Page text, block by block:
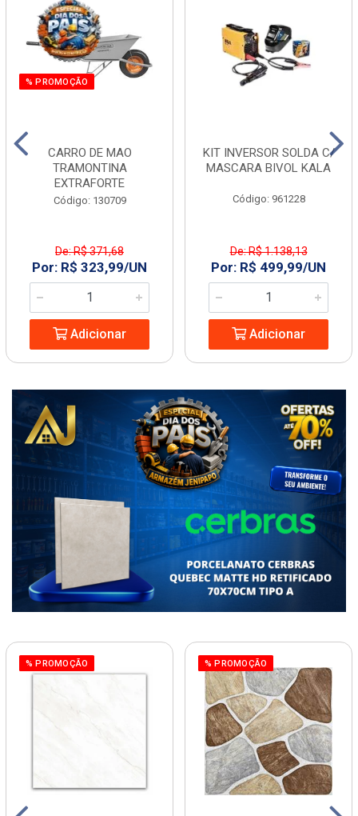
% PROMOÇÃO
CARRO DE MAO
TRAMONTINA
EXTRAFORTE
Código: 130709
De: R$ 371,68
Por: R$ 323,99/UN
Adicionar
KIT INVERSOR SOLDA C/
MASCARA BIVOL KALA
Código: 961228
De: R$ 1.138,13
Por: R$ 499,99/UN
Adicionar
% PROMOÇÃO % PROMOÇÃO